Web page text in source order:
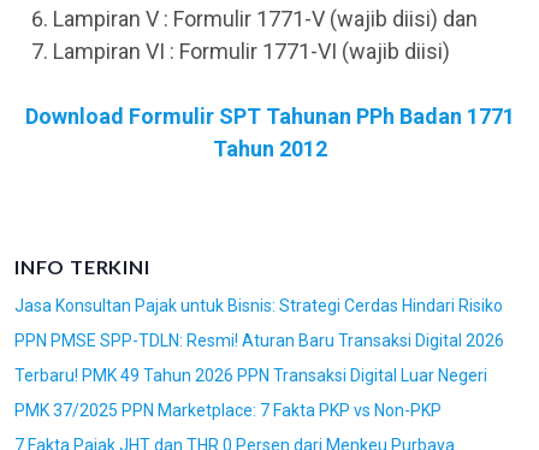
Lampiran V : Formulir 1771-V (wajib diisi) dan
Lampiran VI : Formulir 1771-VI (wajib diisi)
Download Formulir SPT Tahunan PPh Badan 1771
Tahun 2012
INFO TERKINI
Jasa Konsultan Pajak untuk Bisnis: Strategi Cerdas Hindari Risiko
PPN PMSE SPP-TDLN: Resmi! Aturan Baru Transaksi Digital 2026
Terbaru! PMK 49 Tahun 2026 PPN Transaksi Digital Luar Negeri
PMK 37/2025 PPN Marketplace: 7 Fakta PKP vs Non-PKP
7 Fakta Pajak JHT dan THR 0 Persen dari Menkeu Purbaya